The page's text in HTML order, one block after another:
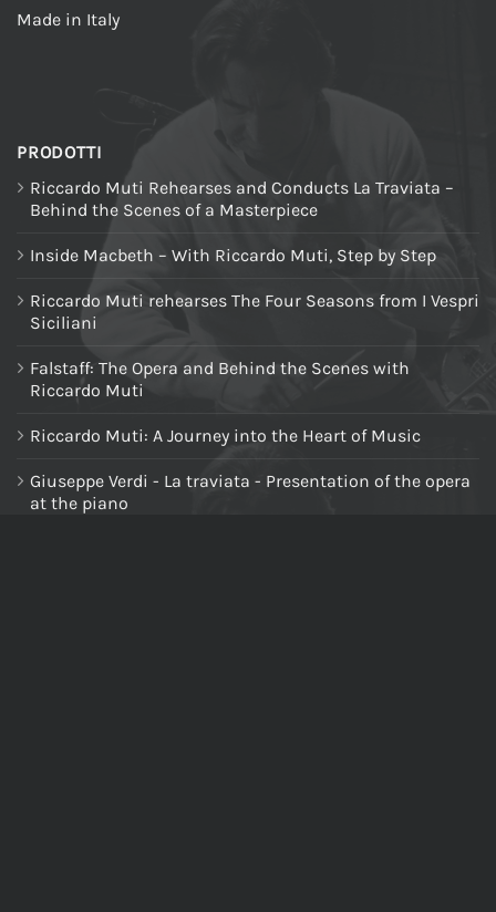
Made in Italy
PRODOTTI
Riccardo Muti Rehearses and Conducts La Traviata –
Behind the Scenes of a Masterpiece
Inside Macbeth – With Riccardo Muti, Step by Step
Riccardo Muti rehearses The Four Seasons from I Vespri
Siciliani
Falstaff: The Opera and Behind the Scenes with
Riccardo Muti
Riccardo Muti: A Journey into the Heart of Music
Giuseppe Verdi - La traviata - Presentation of the opera
at the piano